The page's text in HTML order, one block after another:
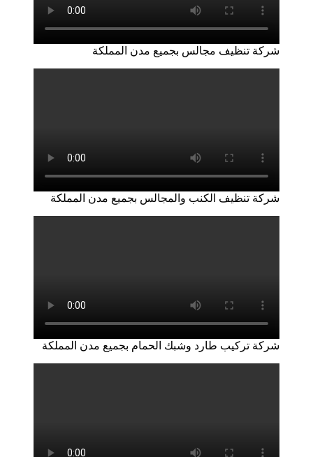
شركة تنظيف مجالس بجميع مدن المملكة
شركة تنظيف الكنب والمجالس بجميع مدن المملكة
شركة تركيب طارد وشبك الحمام بجميع مدن المملكة